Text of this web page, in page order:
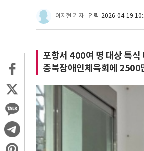
이지현 기자 입력 2026-04-19
포항서 400여 명 대상 특
충북장애인체육회에